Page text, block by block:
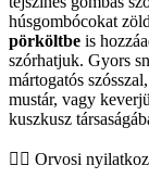
húsgombócokat
pörköltbe is
szórhatjuk. Gyors
mártogatós
mustár, vagy
kuszkusz
👨‍⚕️️ Orvosi